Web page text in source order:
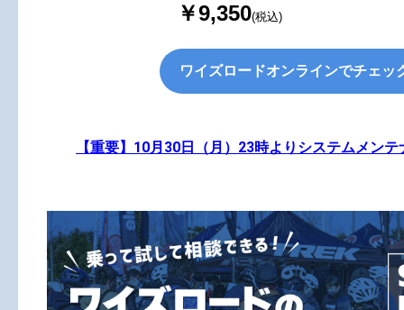
￥9,350(税込)
ワイズロードオンラインでチェッ
【重要】10月30日（月）23時よりシステムメン